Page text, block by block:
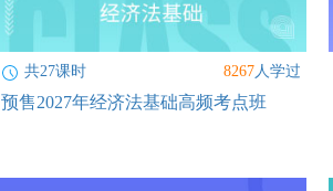
共27课时 8267人学过
预售2027年经济法基础高频考点班